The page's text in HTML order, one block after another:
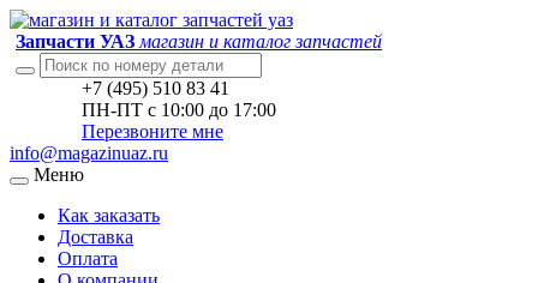
Запчасти УАЗ магазин и каталог запчастей
+7 (495) 510 83 41
ПН-ПТ с 10:00 до 17:00
Перезвоните мне
info@magazinuaz.ru
Меню
Как заказать
Доставка
Оплата